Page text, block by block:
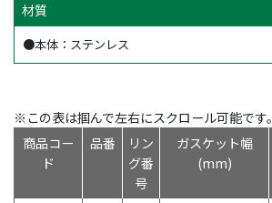
材質
●本体：ステンレス
※この表は掴んで左右にスクロール可能です。
商品コー
ド
品番
リン
グ番
号
ガスケット幅
(mm)